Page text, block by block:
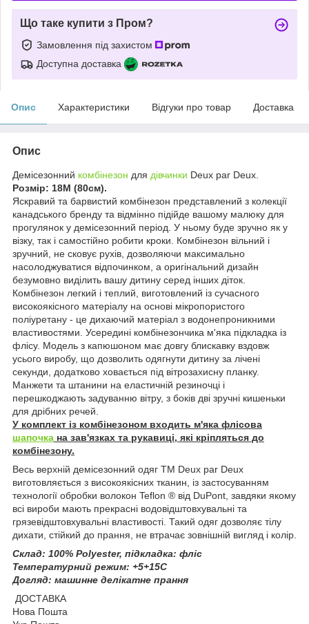
Що таке купити з Пром?
Замовлення під захистом
Доступна доставка
Опис Характеристики Відгуки про товар Доставка
Опис
Демісезонний комбінезон для дівчинки Deux par Deux.
Розмір: 18М (80см).
Яскравий та барвистий комбінезон представлений з колекції
канадського бренду та відмінно підійде вашому малюку для
прогулянок у демісезонний період. У ньому буде зручно як у
візку, так і самостійно робити кроки. Комбінезон вільний і
зручний, не сковує рухів, дозволяючи максимально
насолоджуватися відпочинком, а оригінальний дизайн
безумовно виділить вашу дитину серед інших діток.
Комбінезон легкий і теплий, виготовлений із сучасного
високоякісного матеріалу на основі мікропористого
поліуретану - це дихаючий матеріал з водонепроникними
властивостями. Усередині комбінезончика м'яка підкладка із
флісу. Модель з капюшоном має довгу блискавку вздовж
усього виробу, що дозволить одягнути дитину за лічені
секунди, додатково ховається під вітрозахисну планку.
Манжети та штанини на еластичній резиночці і
перешкоджають задуванню вітру, з боків дві зручні кишеньки
для дрібних речей.
У комплект із комбінезоном входить м'яка флісова
шапочка на зав'язках та рукавиці, які кріпляться до
комбінезону.
Весь верхній демісезонний одяг ТМ Deux par Deux
виготовляється з високоякісних тканин, із застосуванням
технології обробки волокон Teflon ® від DuPont, завдяки якому
всі вироби мають прекрасні водовідштовхувальні та
грязевідштовхувальні властивості. Такий одяг дозволяє тілу
дихати, стійкий до прання, не втрачає зовнішній вигляд і колір.
Склад: 100% Polyester, підкладка: фліс
Температурний режим: +5+15С
Догляд: машинне делікатне прання
ДОСТАВКА
Нова Пошта